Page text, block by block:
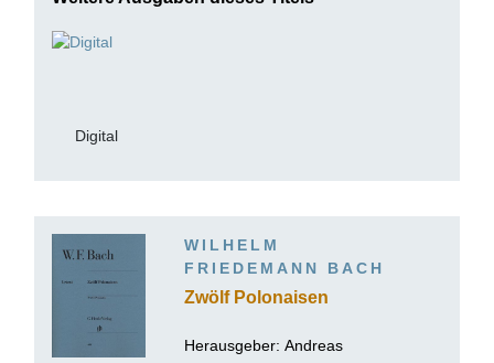
Digital
WILHELM
FRIEDEMANN BACH
Zwölf Polonaisen
Herausgeber: Andreas